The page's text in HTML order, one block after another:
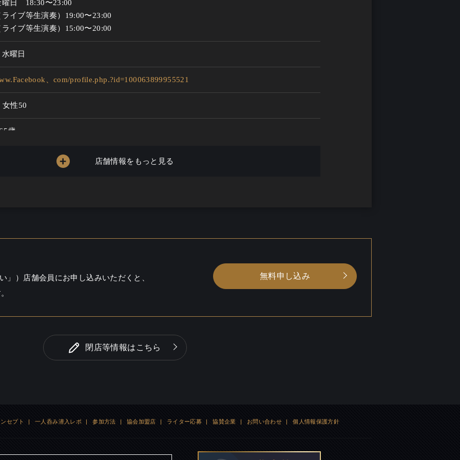
日　18:30〜23:00
イブ等生演奏）19:00〜23:00
イブ等生演奏）15:00〜20:00
曜日
、com/profile.php.?id=100063899955521
女性50
歳
店舗情報をもっと見る
」）店舗会員にお申し込みいただくと、
無料申し込み
閉店等情報はこちら
セプト | 一人呑み潜入レポ | 参加方法 | 協会加盟店 | ライター応募 | 協賛企業 | お問い合わせ | 個人情報保護方針